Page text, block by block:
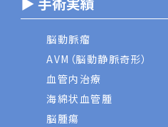
脳動脈瘤
AVM（脳動静脈奇形）
血管内治療
海綿状血管腫
脳腫瘍